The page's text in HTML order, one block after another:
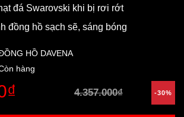
đá Swarovski khi bị rơi rớt
đồng hồ sạch sẽ, sáng bóng
HỒ DAVENA
hàng
4.357.000₫ -30%